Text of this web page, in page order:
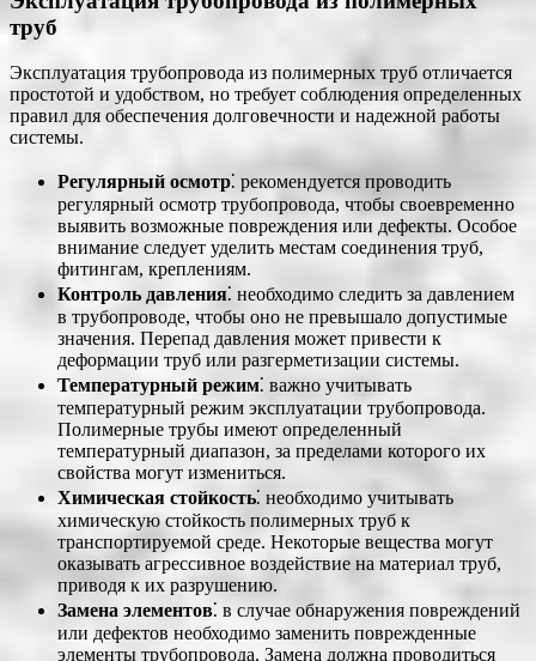
труб
Эксплуатация трубопровода из полимерных труб отличается
простотой и удобством, но требует соблюдения определенных
правил для обеспечения долговечности и надежной работы
системы.
Регулярный осмотр⁚ рекомендуется проводить
регулярный осмотр трубопровода, чтобы своевременно
выявить возможные повреждения или дефекты. Особое
внимание следует уделить местам соединения труб,
фитингам, креплениям.
Контроль давления⁚ необходимо следить за давлением
в трубопроводе, чтобы оно не превышало допустимые
значения. Перепад давления может привести к
деформации труб или разгерметизации системы.
Температурный режим⁚ важно учитывать
температурный режим эксплуатации трубопровода.
Полимерные трубы имеют определенный
температурный диапазон, за пределами которого их
свойства могут измениться.
Химическая стойкость⁚ необходимо учитывать
химическую стойкость полимерных труб к
транспортируемой среде. Некоторые вещества могут
оказывать агрессивное воздействие на материал труб,
приводя к их разрушению.
Замена элементов⁚ в случае обнаружения повреждений
или дефектов необходимо заменить поврежденные
элементы трубопровода. Замена должна проводиться